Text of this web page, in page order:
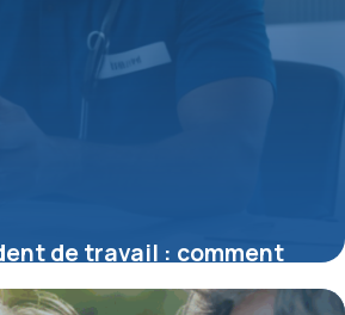
de travail : comment
en cas d’incident